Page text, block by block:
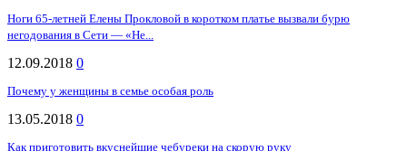
Ноги 65-летней Елены Прокловой в коротком платье вызвали бурю
негодования в Сети — «Не...
12.09.2018 0
Почему у женщины в семье особая роль
13.05.2018 0
Как приготовить вкуснейшие чебуреки на скорую руку